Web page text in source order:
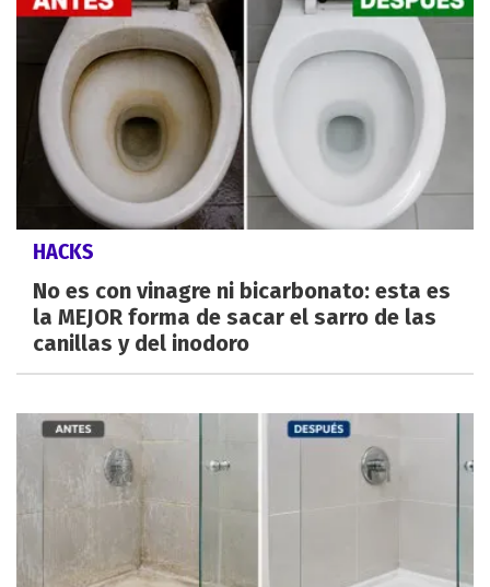
HACKS
No es con vinagre ni bicarbonato: esta es
la MEJOR forma de sacar el sarro de las
canillas y del inodoro